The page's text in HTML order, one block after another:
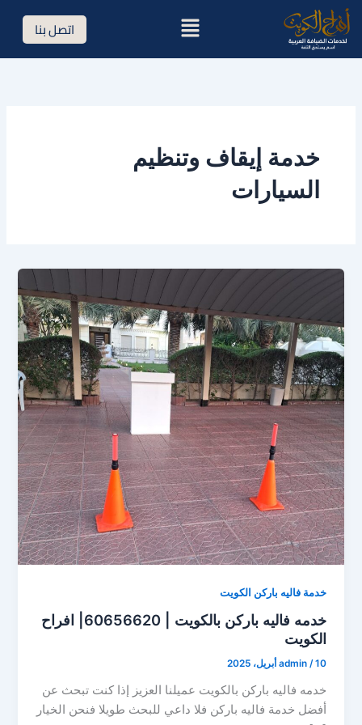
تخطي
إلى
المحتوى
القائمة اتصل بنا
خدمة إيقاف وتنظيم
السيارات
خدمة فاليه باركن الكويت
خدمه فاليه باركن بالكويت | 60656620| افراح
الكويت
admin /10 أبريل، 2025
خدمه فاليه باركن بالكويت عميلنا العزيز إذا كنت تبحث عن
أفضل خدمة فاليه باركن فلا داعي للبحث طويلا فنحن الخيار